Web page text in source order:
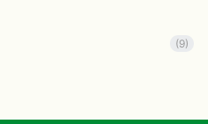
(9)